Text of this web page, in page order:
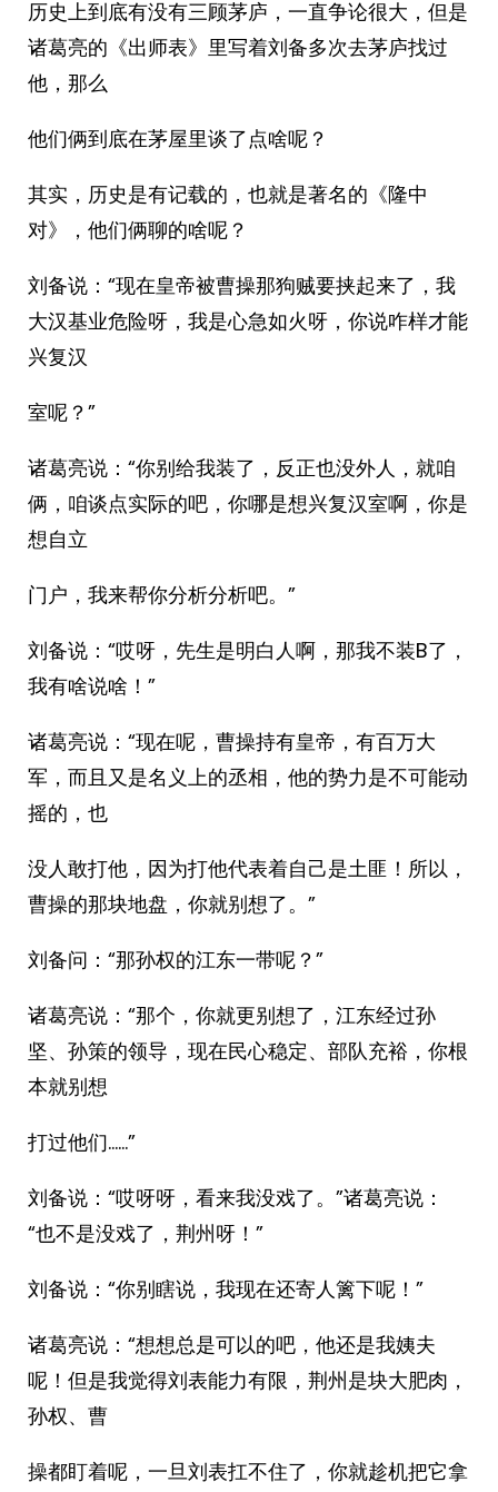
历史上到底有没有三顾茅庐，一直争论很大，但是
诸葛亮的《出师表》里写着刘备多次去茅庐找过
他，那么
他们俩到底在茅屋里谈了点啥呢？
其实，历史是有记载的，也就是著名的《隆中
对》，他们俩聊的啥呢？
刘备说：“现在皇帝被曹操那狗贼要挟起来了，我
大汉基业危险呀，我是心急如火呀，你说咋样才能
兴复汉
室呢？”
诸葛亮说：“你别给我装了，反正也没外人，就咱
俩，咱谈点实际的吧，你哪是想兴复汉室啊，你是
想自立
门户，我来帮你分析分析吧。”
刘备说：“哎呀，先生是明白人啊，那我不装B了，
我有啥说啥！”
诸葛亮说：“现在呢，曹操持有皇帝，有百万大
军，而且又是名义上的丞相，他的势力是不可能动
摇的，也
没人敢打他，因为打他代表着自己是土匪！所以，
曹操的那块地盘，你就别想了。”
刘备问：“那孙权的江东一带呢？”
诸葛亮说：“那个，你就更别想了，江东经过孙
坚、孙策的领导，现在民心稳定、部队充裕，你根
本就别想
打过他们……”
刘备说：“哎呀呀，看来我没戏了。”诸葛亮说：
“也不是没戏了，荆州呀！”
刘备说：“你别瞎说，我现在还寄人篱下呢！”
诸葛亮说：“想想总是可以的吧，他还是我姨夫
呢！但是我觉得刘表能力有限，荆州是块大肥肉，
孙权、曹
操都盯着呢，一旦刘表扛不住了，你就趁机把它拿